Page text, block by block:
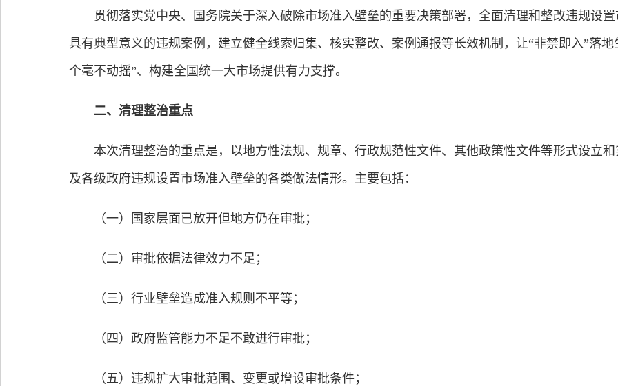
贯彻落实党中央、国务院关于深入破除市场准入壁垒的重要决策部署，全面清理和整改违规设
具有典型意义的违规案例，建立健全线索归集、核实整改、案例通报等长效机制，让“非禁即入”落
个毫不动摇”、构建全国统一大市场提供有力支撑。
二、清理整治重点
本次清理整治的重点是，以地方性法规、规章、行政规范性文件、其他政策性文件等形式设立和
及各级政府违规设置市场准入壁垒的各类做法情形。主要包括：
（一）国家层面已放开但地方仍在审批；
（二）审批依据法律效力不足；
（三）行业壁垒造成准入规则不平等；
（四）政府监管能力不足不敢进行审批；
（五）违规扩大审批范围、变更或增设审批条件；